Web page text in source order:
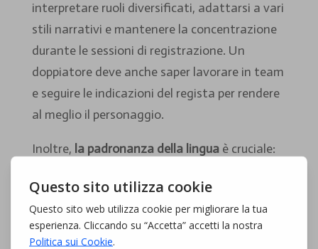
interpretare ruoli diversificati, adattarsi a vari
stili narrativi e mantenere la concentrazione
durante le sessioni di registrazione. Un
doppiatore deve anche saper lavorare in team
e seguire le indicazioni del regista per rendere
al meglio il personaggio.
Inoltre, la padronanza della linguaè cruciale:
comprensione della grammatica ti aiuteranno
a evitare fraintendimenti e errori. Non
dimenticare l’importanza di sentire le